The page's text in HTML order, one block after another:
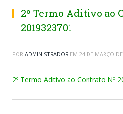
2º Termo Aditivo ao
2019323701
POR ADMINISTRADOR EM 24 DE MARÇO
2º Termo Aditivo ao Contrato Nº